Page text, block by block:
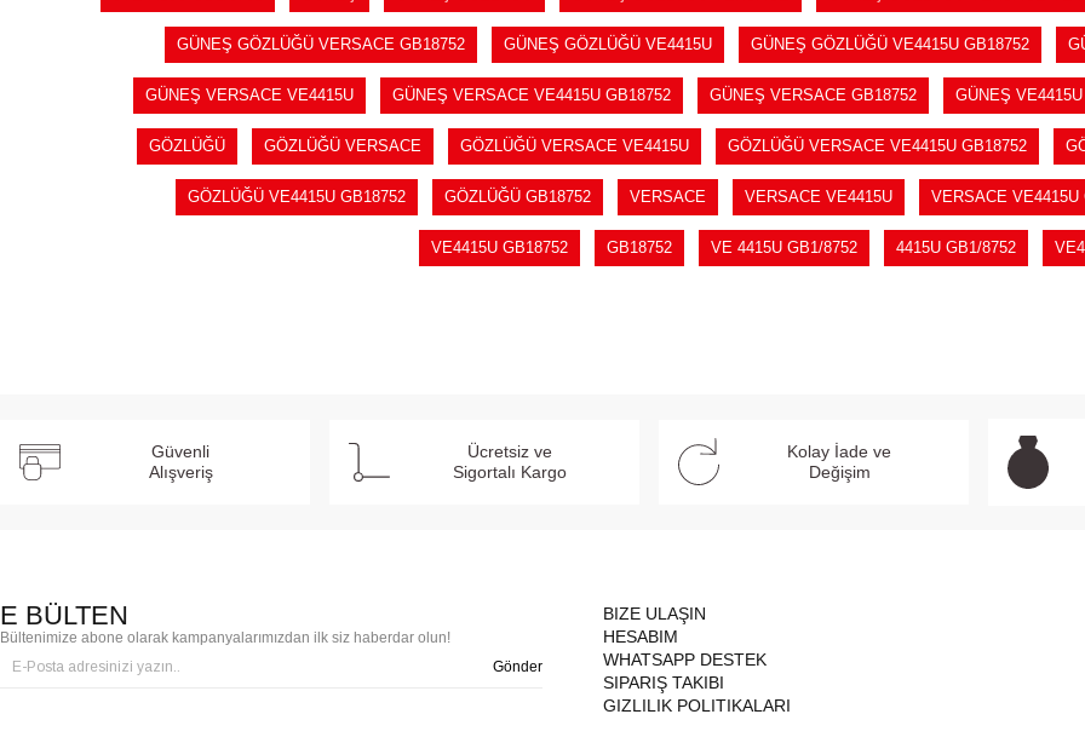
GÜNEŞ GÖZLÜĞÜ VERSACE GB18752 GÜNEŞ GÖZLÜĞÜ VE4415U GÜNEŞ GÖZLÜĞÜ VE4415U GB18752
GÜNEŞ VERSACE VE4415U GÜNEŞ VERSACE VE4415U GB18752 GÜNEŞ VERSACE GB18752 GÜNEŞ VE4415U
GÖZLÜĞÜ GÖZLÜĞÜ VERSACE GÖZLÜĞÜ VERSACE VE4415U GÖZLÜĞÜ VERSACE VE4415U GB18752
GÖZLÜĞÜ VE4415U GB18752 GÖZLÜĞÜ GB18752 VERSACE VERSACE VE4415U VERSACE VE4415U
VE4415U GB18752 GB18752 VE 4415U GB1/8752 4415U GB1/8752
Güvenli
Alışveriş
Ücretsiz ve
Sigortalı Kargo
Kolay İade ve
Değişim
E BÜLTEN
Bültenimize abone olarak kampanyalarımızdan ilk siz haberdar olun!
Gönder
BIZE ULAŞIN
HESABIM
WHATSAPP DESTEK
SIPARIŞ TAKIBI
GIZLILIK POLITIKALARI